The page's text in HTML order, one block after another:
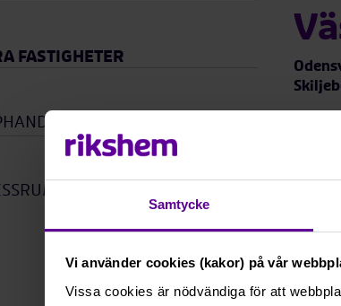
Samtycke
Vi använder cookies (kakor) på vår
Vissa cookies är nödvändiga för att
FASTIGHETER